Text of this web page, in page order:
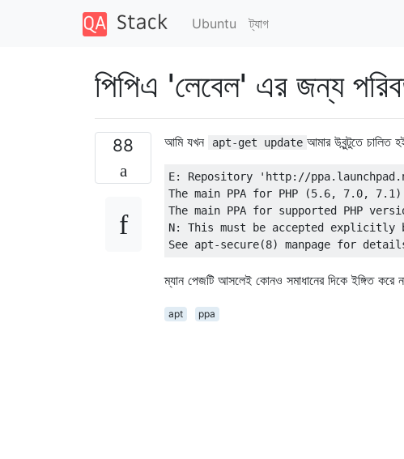
Ubuntu ট্যাগ
পিপিএ 'লেবেল' এর জন্য
88 আমি যখন apt-get update আমার উবুন্টুতে চালিত
E: Repository 'http://
The main PPA for PHP (5.6, 7.0,
The main PPA for supported PHP
N: This must be accepted
ম্যান পেজটি আসলেই কোনও সমাধানের দিকে ইঙ্গিত করে
apt ppa